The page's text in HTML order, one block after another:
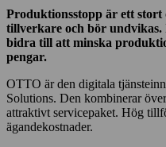
Produktionsstopp är ett
tillverkare och bör undvikas.
bidra till att minska
pengar.
OTTO är den digitala
Solutions. Den kombinerar
attraktivt servicepaket. Hög
ägandekostnader.